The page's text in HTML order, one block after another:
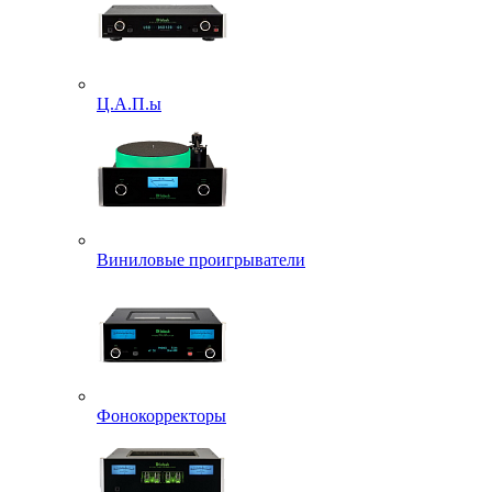
Ц.А.П.ы
Виниловые проигрыватели
Фонокорректоры